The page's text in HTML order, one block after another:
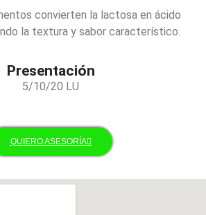
convierten la lactosa en ácido
la textura y sabor característico.
Presentación
5/10/20 LU
QUIERO ASESORÍA